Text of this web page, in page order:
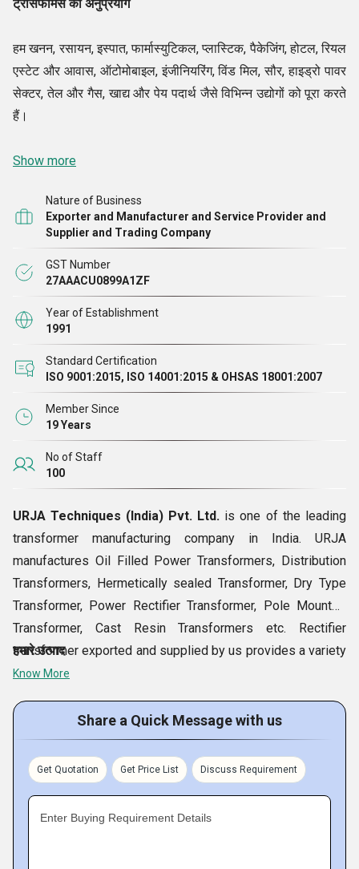
ट्रांसफॉर्मर्स का अनुप्रयोग
हम खनन, रसायन, इस्पात, फार्मास्युटिकल, प्लास्टिक, पैकेजिंग, होटल, रियल
एस्टेट और आवास, ऑटोमोबाइल, इंजीनियरिंग, विंड मिल, सौर, हाइड्रो पावर
सेक्टर, तेल और गैस, खाद्य और पेय पदार्थ जैसे विभिन्न उद्योगों को पूरा करते
हैं।
Show more
Nature of Business
Exporter and Manufacturer and Service Provider and
Supplier and Trading Company
GST Number
27AAACU0899A1ZF
Year of Establishment
1991
Standard Certification
ISO 9001:2015, ISO 14001:2015 & OHSAS 18001:2007
Member Since
19 Years
No of Staff
100
URJA Techniques (India) Pvt. Ltd. is one of the leading
transformer manufacturing company in India. URJA
manufactures Oil Filled Power Transformers, Distribution
Transformers, Hermetically sealed Transformer, Dry Type
Transformer, Power Rectifier Transformer, Pole Mounted
Transformer, Cast Resin Transformers etc. Rectifier
transformer exported and supplied by us provides a variety
of outputs. Made with layer wound techniques, using
customized options of dielectric strength and primaries
(single, tapped or dual primaries). Their designs features a
number of standard configurations and windings connected
in series or parallel, as per clients requirements.
हमारे उत्पाद
Know More
Share a Quick Message with us
Get Quotation Get Price List Discuss Requirement
Enter Buying Requirement Details